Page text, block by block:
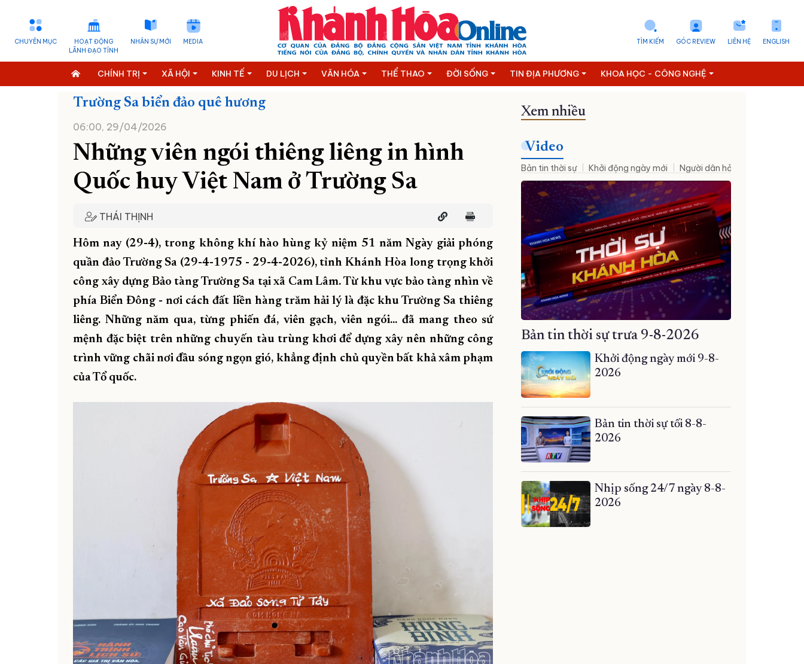
CHUYÊN MỤC
HOẠT ĐỘNG
LÃNH ĐẠO TỈNH
NHÂN SỰ MỚI MEDIA ENGLISH
LIÊN HỆ
GÓC REVIEW
TÌM KIẾM
CHÍNH TRỊ XÃ HỘI KINH TẾ DU LỊCH VĂN HÓA THỂ THAO ĐỜI SỐNG TIN ĐỊA PHƯƠNG KHOA HỌC - CÔNG NGHỆ
Trường Sa biển đảo quê hương
06:00, 29/04/2026
Những viên ngói thiêng liêng in hình
Quốc huy Việt Nam ở Trường Sa
THÁI THỊNH
Hôm nay (29-4), trong không khí hào hùng kỷ niệm 51 năm Ngày giải phóng
quần đảo Trường Sa (29-4-1975 - 29-4-2026), tỉnh Khánh Hòa long trọng khởi
công xây dựng Bảo tàng Trường Sa tại xã Cam Lâm. Từ khu vực bảo tàng nhìn về
phía Biển Đông - nơi cách đất liền hàng trăm hải lý là đặc khu Trường Sa thiêng
liêng. Những năm qua, từng phiến đá, viên gạch, viên ngói... đã mang theo sứ
mệnh đặc biệt trên những chuyến tàu trùng khơi để dựng xây nên những công
trình vững chãi nơi đầu sóng ngọn gió, khẳng định chủ quyền bất khả xâm phạm
của Tổ quốc.
Xem nhiều
Video
Bản tin thời sự Khởi động ngày mới Người dân hỏi – Cơ quan nhà
Bản tin thời sự trưa 9-8-2026
Khởi động ngày mới 9-8-
2026
Bản tin thời sự tối 8-8-
2026
Nhịp sống 24/7 ngày 8-8-
2026